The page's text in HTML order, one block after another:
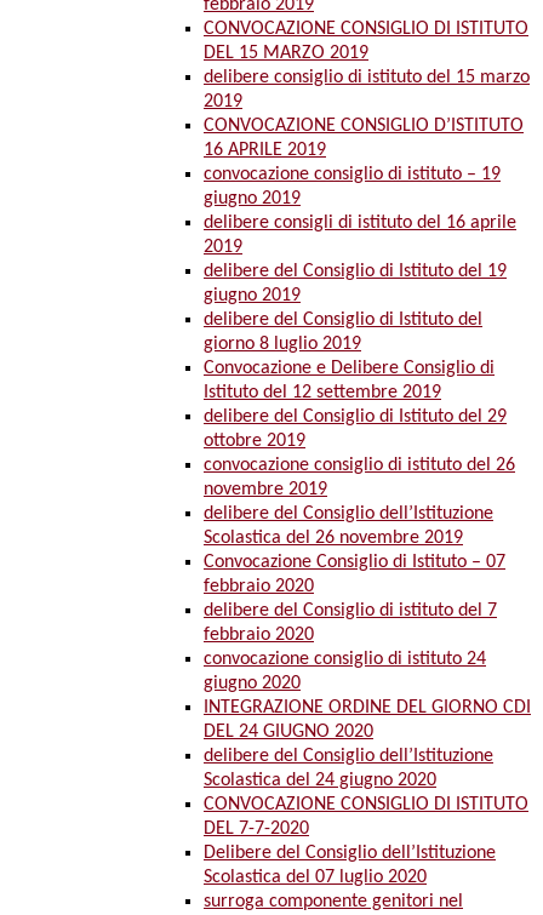
febbraio 2019
CONVOCAZIONE CONSIGLIO DI ISTITUTO
DEL 15 MARZO 2019
delibere consiglio di istituto del 15 marzo
2019
CONVOCAZIONE CONSIGLIO D’ISTITUTO
16 APRILE 2019
convocazione consiglio di istituto – 19
giugno 2019
delibere consigli di istituto del 16 aprile
2019
delibere del Consiglio di Istituto del 19
giugno 2019
delibere del Consiglio di Istituto del
giorno 8 luglio 2019
Convocazione e Delibere Consiglio di
Istituto del 12 settembre 2019
delibere del Consiglio di Istituto del 29
ottobre 2019
convocazione consiglio di istituto del 26
novembre 2019
delibere del Consiglio dell’Istituzione
Scolastica del 26 novembre 2019
Convocazione Consiglio di Istituto – 07
febbraio 2020
delibere del Consiglio di istituto del 7
febbraio 2020
convocazione consiglio di istituto 24
giugno 2020
INTEGRAZIONE ORDINE DEL GIORNO CDI
DEL 24 GIUGNO 2020
delibere del Consiglio dell’Istituzione
Scolastica del 24 giugno 2020
CONVOCAZIONE CONSIGLIO DI ISTITUTO
DEL 7-7-2020
Delibere del Consiglio dell’Istituzione
Scolastica del 07 luglio 2020
surroga componente genitori nel